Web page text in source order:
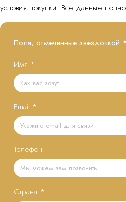
условия покупки. Все данные
Поля, отмеченные звёздочкой
Имя *
Email *
Телефон
Страна *